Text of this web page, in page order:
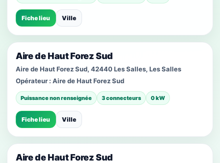
Fiche lieu Ville
Aire de Haut Forez Sud
Aire de Haut Forez Sud, 42440 Les Salles, Les Salles
Opérateur : Aire de Haut Forez Sud
Puissance non renseignée 3 connecteurs 0 kW
Fiche lieu Ville
Aire de Haut Forez Sud